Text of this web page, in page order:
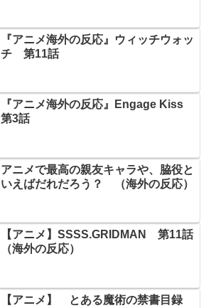
『アニメ海外の反応』ウィッチウォッ
チ 第11話
『アニメ海外の反応』Engage Kiss
第3話
アニメで最高の親友キャラや、脇役と
いえばだれだろう？ （海外の反応）
【アニメ】SSSS.GRIDMAN 第11話
（海外の反応）
【アニメ】 とある魔術の禁書目録